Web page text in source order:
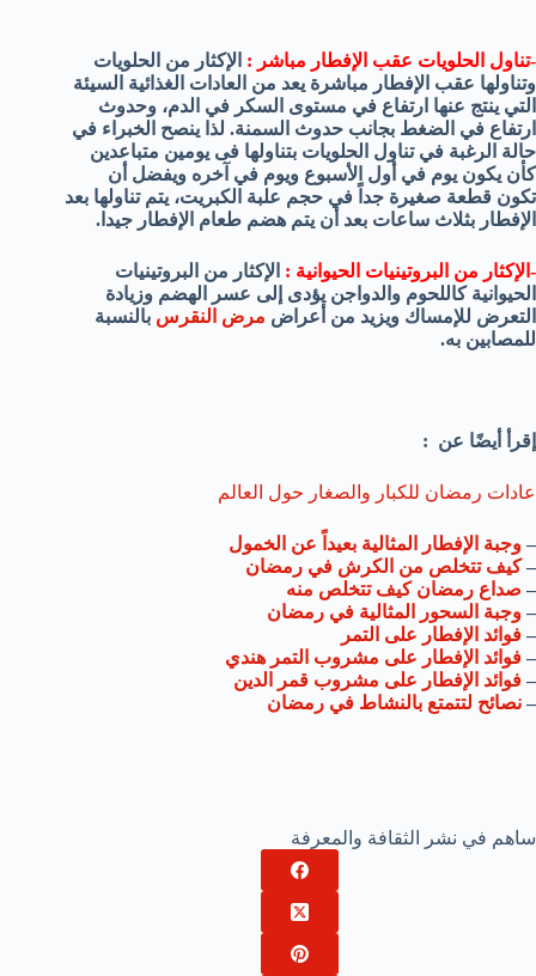
-تناول الحلويات عقب الإفطار مباشر : الإكثار من الحلويات
وتناولها عقب الإفطار مباشرة يعد من العادات الغذائية السيئة
التي ينتج عنها ارتفاع في مستوى السكر في الدم، وحدوث
ارتفاع في الضغط بجانب حدوث السمنة. لذا ينصح الخبراء في
حالة الرغبة في تناول الحلويات بتناولها فى يومين متباعدين
كأن يكون يوم في أول الأسبوع ويوم في آخره ويفضل أن
تكون قطعة صغيرة جداً في حجم علبة الكبريت، يتم تناولها بعد
الإفطار بثلاث ساعات بعد أن يتم هضم طعام الإفطار جيدا.
-الإكثار من البروتينيات الحيوانية : الإكثار من البروتينيات
الحيوانية كاللحوم والدواجن يؤدى إلى عسر الهضم وزيادة
التعرض للإمساك ويزيد من أعراض مرض النقرس بالنسبة
للمصابين به.
إقرأ أيضًا عن :
عادات رمضان للكبار والصغار حول العالم
– وجبة الإفطار المثالية بعيداً عن الخمول
–كيف تتخلص من الكرش في رمضان
– صداع رمضان كيف تتخلص منه
– وجبة السحور المثالية في رمضان
– فوائد الإفطار على التمر
– فوائد الإفطار على مشروب التمر هندي
– فوائد الإفطار على مشروب قمر الدين
– نصائح لتتمتع بالنشاط في رمضان
ساهم في نشر الثقافة والمعرفة